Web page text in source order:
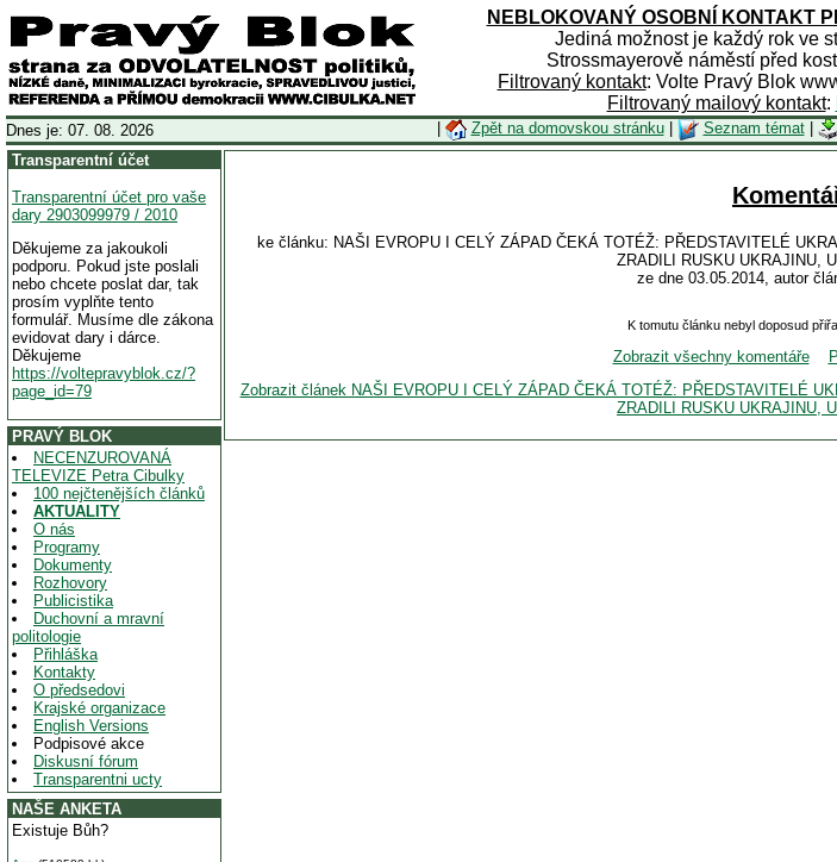
NEBLOKOVANÝ OSOBNÍ KONTAKT
Jediná možnost je každý rok ve
Strossmayerově náměstí před
Filtrovaný kontakt: Volte Pravý Blok
Filtrovaný mailový kontakt:
Dnes je: 07. 08. 2026 Zpět na domovskou stránku| Seznam témat|
Transparentní účet
Transparentní účet pro vaše
dary 2903099979 / 2010
Děkujeme za jakoukoli
podporu. Pokud jste poslali
nebo chcete poslat dar, tak
prosím vyplňte tento
formulář. Musíme dle zákona
evidovat dary i dárce.
Děkujeme
https://voltepravyblok.cz/?
page_id=79
PRAVÝ BLOK
NECENZUROVANÁ
TELEVIZE Petra Cibulky
100 nejčtenějších článků
AKTUALITY
O nás
Programy
Dokumenty
Rozhovory
Publicistika
Duchovní a mravní
politologie
Přihláška
Kontakty
O předsedovi
Krajské organizace
English Versions
Podpisové akce
Diskusní fórum
Transparentni ucty
NAŠE ANKETA
Existuje Bůh?
ke článku: NAŠI EVROPU I CELÝ ZÁPAD ČEKÁ TOTÉŽ: PŘEDSTAVITELÉ
ZRADILI RUSKU UKRAJINU,
ze dne 03.05.2014, autor
K tomutu článku nebyl doposud
Zobrazit všechny komentáře
Zobrazit článek NAŠI EVROPU I CELÝ ZÁPAD ČEKÁ TOTÉŽ: PŘEDSTAVITELÉ
ZRADILI RUSKU UKRAJINU,